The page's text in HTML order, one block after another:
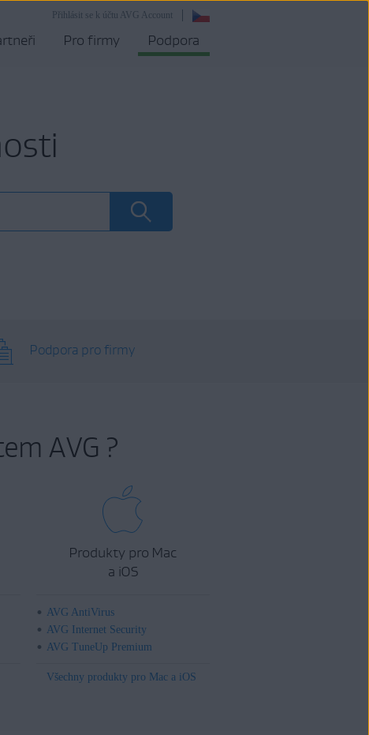
Přihlásit se k účtu AVG Account
Pro firmy Podpora
Podpora pro firmy
AVG ?
Produkty pro Mac
a iOS
AVG AntiVirus
AVG Internet Security
AVG TuneUp Premium
Všechny produkty pro Mac a iOS